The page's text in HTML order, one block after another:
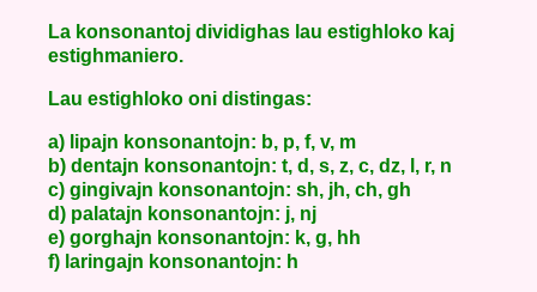
La konsonantoj dividighas lau estighloko kaj
estighmaniero.
Lau estighloko oni distingas:
a) lipajn konsonantojn: b, p, f, v, m
b) dentajn konsonantojn: t, d, s, z, c, dz, l, r, n
c) gingivajn konsonantojn: sh, jh, ch, gh
d) palatajn konsonantojn: j, nj
e) gorghajn konsonantojn: k, g, hh
f) laringajn konsonantojn: h